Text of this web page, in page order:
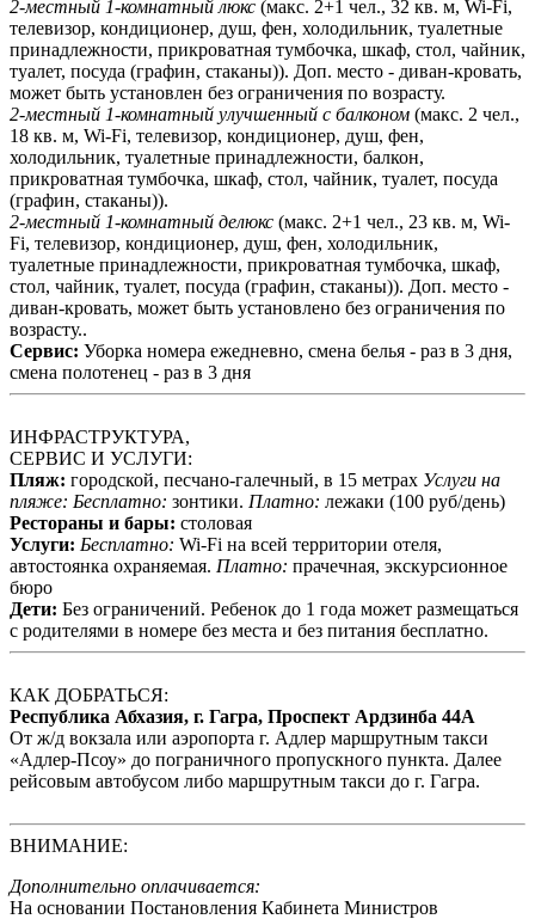
2-местный 1-комнатный люкс (макс. 2+1 чел., 32 кв. м, Wi-Fi,
телевизор, кондиционер, душ, фен, холодильник, туалетные
принадлежности, прикроватная тумбочка, шкаф, стол, чайник,
туалет, посуда (графин, стаканы)). Доп. место - диван-кровать,
может быть установлен без ограничения по возрасту.
2-местный 1-комнатный улучшенный с балконом (макс. 2 чел.,
18 кв. м, Wi-Fi, телевизор, кондиционер, душ, фен,
холодильник, туалетные принадлежности, балкон,
прикроватная тумбочка, шкаф, стол, чайник, туалет, посуда
(графин, стаканы)).
2-местный 1-комнатный делюкс (макс. 2+1 чел., 23 кв. м, Wi-
Fi, телевизор, кондиционер, душ, фен, холодильник,
туалетные принадлежности, прикроватная тумбочка, шкаф,
стол, чайник, туалет, посуда (графин, стаканы)). Доп. место -
диван-кровать, может быть установлено без ограничения по
возрасту..
Сервис: Уборка номера ежедневно, смена белья - раз в 3 дня,
смена полотенец - раз в 3 дня
ИНФРАСТРУКТУРА,
СЕРВИС И УСЛУГИ:
Пляж: городской, песчано-галечный, в 15 метрах Услуги на
пляже: Бесплатно: зонтики. Платно: лежаки (100 руб/день)
Рестораны и бары: столовая
Услуги: Бесплатно: Wi-Fi на всей территории отеля,
автостоянка охраняемая. Платно: прачечная, экскурсионное
бюро
Дети: Без ограничений. Ребенок до 1 года может размещаться
с родителями в номере без места и без питания бесплатно.
КАК ДОБРАТЬСЯ:
Республика Абхазия, г. Гагра, Проспект Ардзинба 44А
От ж/д вокзала или аэропорта г. Адлер маршрутным такси
«Адлер-Псоу» до пограничного пропускного пункта. Далее
рейсовым автобусом либо маршрутным такси до г. Гагра.
ВНИМАНИЕ:
Дополнительно оплачивается:
На основании Постановления Кабинета Министров